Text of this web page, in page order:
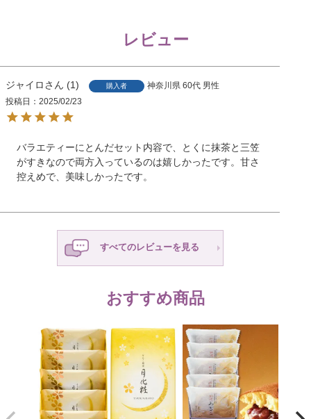
レビュー
ジャイロ 1 購入者 神奈川県 60代 男性
投稿日
2025/02/23
バラエティーにとんだセット内容で、とくに抹茶と三笠
がすきなので両方入っているのは嬉しかったです。甘さ
控えめで、美味しかったです。
すべてのレビューを見る
おすすめ商品